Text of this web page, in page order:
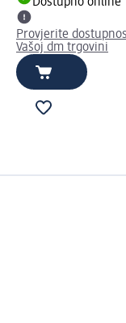
Dostupno online
Provjerite
Vašoj dm trgovini